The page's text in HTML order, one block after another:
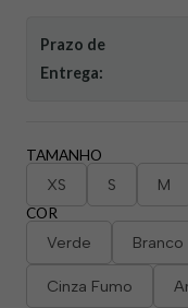
Prazo de
Entrega:
TAMANHO
XS S M
COR
Verde Branco
Cinza Fumo